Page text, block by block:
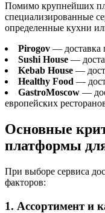
Помимо крупнейших
специализированные
определенные кухни
Pirogov — доставка
Sushi House —
Kebab House —
Healthy Food —
GastroMoscow —
европейских
Основные
платформы
При выборе сервиса
факторов:
1. Ассортимент и